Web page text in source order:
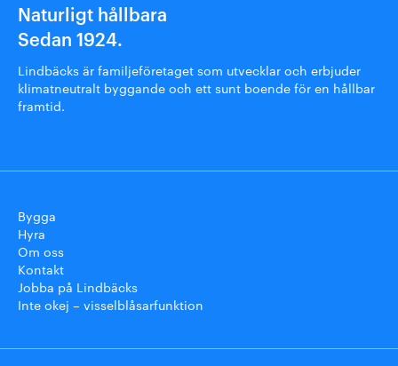
Naturligt hållbara
Sedan 1924.
Lindbäcks är familjeföretaget som utvecklar och erbjuder
klimatneutralt byggande och ett sunt boende för en hållbar
framtid.
Bygga
Hyra
Om oss
Kontakt
Jobba på Lindbäcks
Inte okej – visselblåsarfunktion